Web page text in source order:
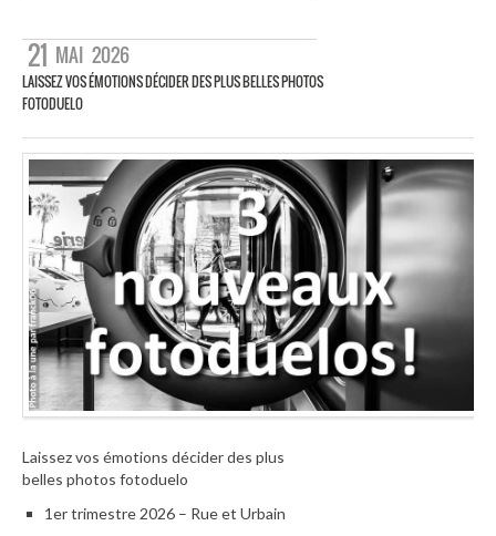
21 MAI 2026
LAISSEZ VOS ÉMOTIONS DÉCIDER DES PLUS BELLES PHOTOS
FOTODUELO
Laissez vos émotions décider des plus
belles photos fotoduelo
1er trimestre 2026 – Rue et Urbain